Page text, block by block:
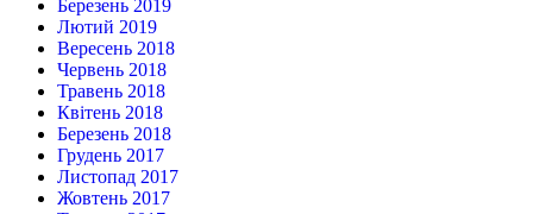
Березень 2019
Лютий 2019
Вересень 2018
Червень 2018
Травень 2018
Квітень 2018
Березень 2018
Грудень 2017
Листопад 2017
Жовтень 2017